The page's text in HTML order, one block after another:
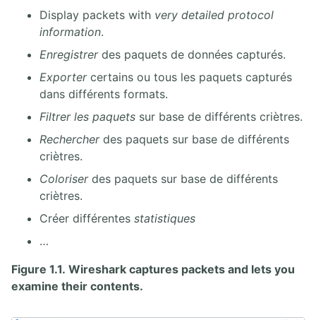
Display packets with very detailed protocol
information.
Enregistrerdes paquets de données capturés.
Exportercertains ou tous les paquets capturés
dans différents formats.
Filtrer les paquets sur base de différents criètres.
Rechercherdes paquets sur base de différents
criètres.
Coloriserdes paquets sur base de différents
criètres.
Créer différentes statistiques
…
Figure 1.1. Wireshark captures packets and lets you
examine their contents.